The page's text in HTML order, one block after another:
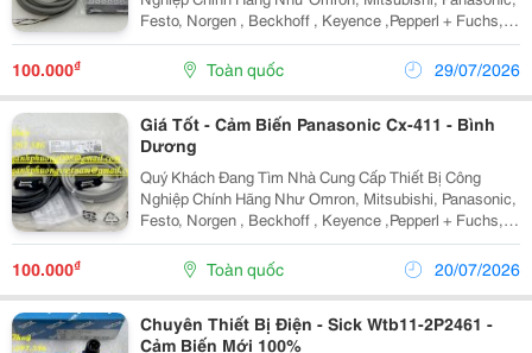
Festo, Norgen , Beckhoff , Keyence ,Pepperl + Fuchs,
Ifm,...Và Các Sản Phẩm Theo Máy? Công Ty Tnhh
Hoàng Anh Phương Cung Cấp Nguồn Hàng Chính
Hãng,...
100.000₫ Toàn quốc 29/07/2026
Giá Tốt - Cảm Biến Panasonic Cx-411 - Bình
Dương
Quý Khách Đang Tìm Nhà Cung Cấp Thiết Bị Công
Nghiệp Chính Hãng Như Omron, Mitsubishi, Panasonic,
Festo, Norgen , Beckhoff , Keyence ,Pepperl + Fuchs,
Ifm,...Và Các Sản Phẩm Theo Máy? Công Ty Tnhh
Hoàng Anh Phương Cung Cấp Nguồn Hàng Chính
Hãng,...
100.000₫ Toàn quốc 20/07/2026
Chuyên Thiết Bị Điện - Sick Wtb11-2P2461 -
Cảm Biến Mới 100%